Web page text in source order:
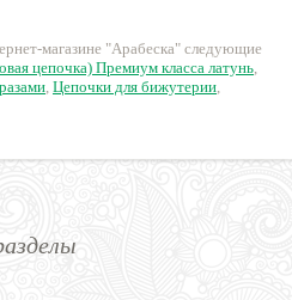
магазине "Арабеска" следующие
цепочка) Премиум класса латунь,
, Цепочки для бижутерии,